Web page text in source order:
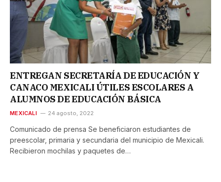
ENTREGAN SECRETARÍA DE EDUCACIÓN Y
CANACO MEXICALI ÚTILES ESCOLARES A
ALUMNOS DE EDUCACIÓN BÁSICA
MEXICALI 24 agosto, 2022
Comunicado de prensa Se beneficiaron estudiantes de
preescolar, primaria y secundaria del municipio de Mexicali.
Recibieron mochilas y paquetes de…